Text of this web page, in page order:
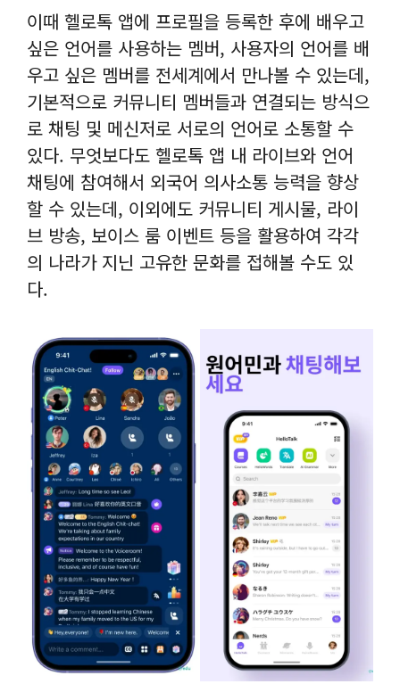
이때 헬로톡 앱에 프로필을 등록한 후에 배우고
싶은 언어를 사용하는 멤버, 사용자의 언어를 배
우고 싶은 멤버를 전세계에서 만나볼 수 있는데,
기본적으로 커뮤니티 멤버들과 연결되는 방식으
로 채팅 및 메신저로 서로의 언어로 소통할 수
있다. 무엇보다도 헬로톡 앱 내 라이브와 언어
채팅에 참여해서 외국어 의사소통 능력을 향상
할 수 있는데, 이외에도 커뮤니티 게시물, 라이
브 방송, 보이스 룸 이벤트 등을 활용하여 각각
의 나라가 지닌 고유한 문화를 접해볼 수도 있
다.